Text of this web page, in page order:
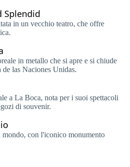
Splendid
in un vecchio teatro, che offre
in metallo che si apre e si chiude
las Naciones Unidas.
a La Boca, nota per i suoi spettacoli
di souvenir.
con l'iconico monumento